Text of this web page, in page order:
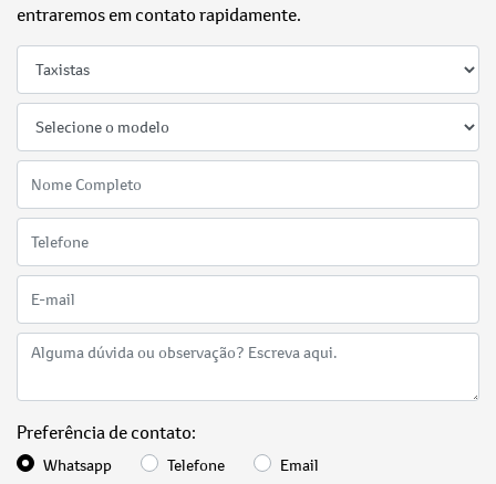
entraremos em contato rapidamente.
Preferência de contato:
Whatsapp Telefone Email